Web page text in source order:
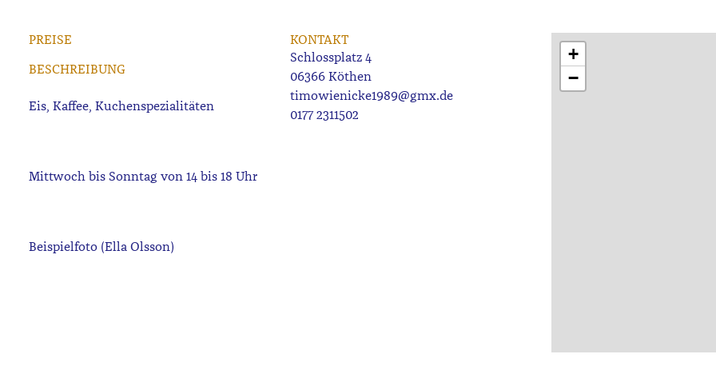
PREISE
BESCHREIBUNG
KONTAKT
Schlossplatz 4
06366 Köthen
timowienicke1989@gmx.de
0177 2311502
+
−